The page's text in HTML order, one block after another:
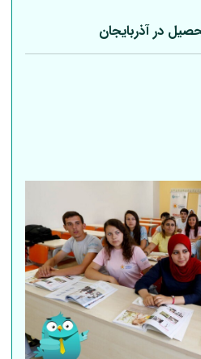
در آذربایجان